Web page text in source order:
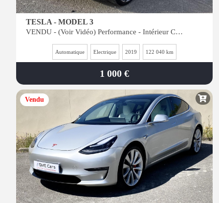
TESLA - MODEL 3
VENDU - (Voir Vidéo) Performance - Intérieur Cuir Blanc - Vitres Teintées
Automatique Electrique 2019 122 040 km
1 000 €
Vendu